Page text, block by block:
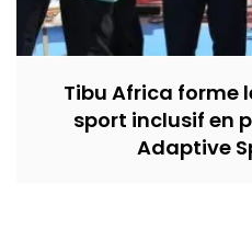
Tibu Africa forme
sport inclusif en
Adaptive